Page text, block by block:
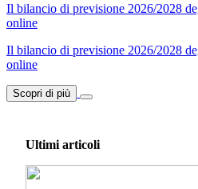
Il bilancio di previsione 2026/2028
online
Il bilancio di previsione 2026/2028
online
Scopri di più
Ultimi articoli